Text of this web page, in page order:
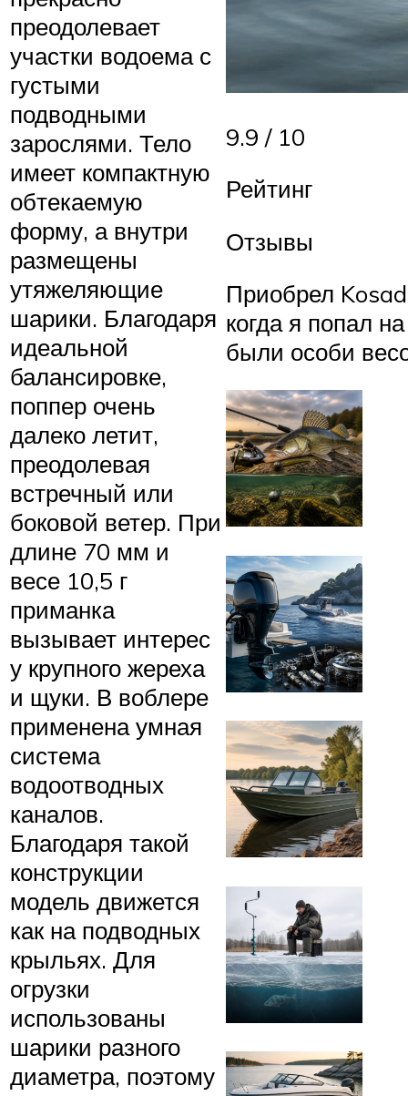
преодолевает
участки водоема с
густыми
подводными
зарослями. Тело
имеет компактную
обтекаемую
форму, а внутри
размещены
утяжеляющие
шарики. Благодаря
идеальной
балансировке,
поппер очень
далеко летит,
преодолевая
встречный или
боковой ветер. При
длине 70 мм и
весе 10,5 г
приманка
вызывает интерес
у крупного жереха
и щуки. В воблере
применена умная
система
водоотводных
каналов.
Благодаря такой
конструкции
модель движется
как на подводных
крыльях. Для
огрузки
использованы
шарики разного
диаметра, поэтому
9.9 / 10
Рейтинг
Отзывы
Приобрел
когда я попал
были особи